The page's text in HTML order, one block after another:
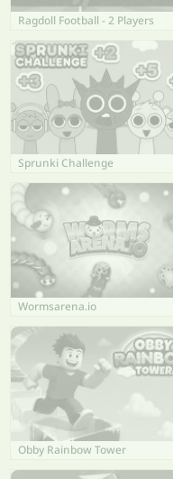
Ragdoll Football - 2 Players
Sprunki Challenge
Wormsarena.io
Obby Rainbow Tower